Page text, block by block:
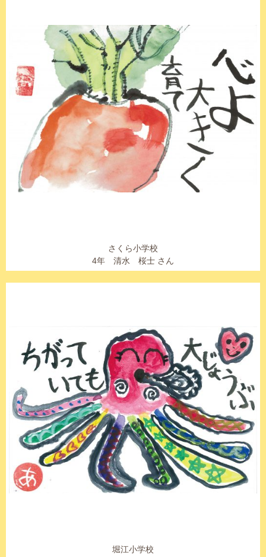
さくら小学校
4年 清水 桜士 さん
堀江小学校